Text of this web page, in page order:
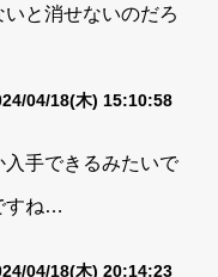
と消せないのだろ
04/18(木) 15:10:58
手できるみたいで
すね…
04/18(木) 20:14:23